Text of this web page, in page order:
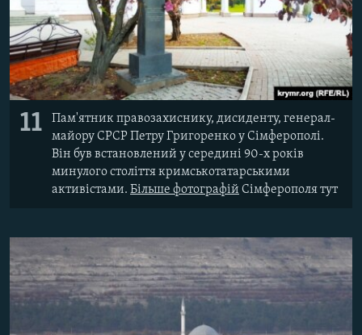
11
Пам'ятник правозахиснику, дисиденту, генерал-
майору СРСР Петру Григоренко у Сімферополі.
Він був встановлений у середині 90-х років
минулого століття кримськотатарськими
активістами.​ Більше фотографій Сімферополя тут